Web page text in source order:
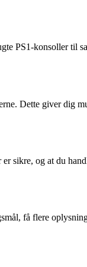
PS1-konsoller
Dette giver dig
sikre, og at du
få flere